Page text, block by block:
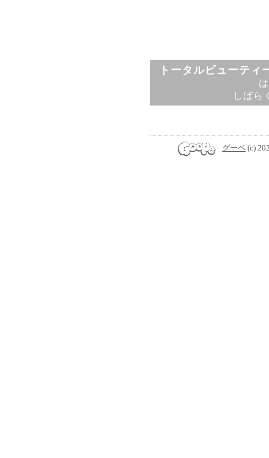
トータルビューテ
しばら
グーペ (c)